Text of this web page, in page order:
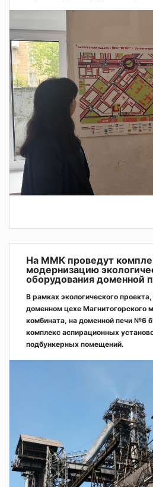
На ММК проведут
модернизацию
оборудования доменной
В рамках экологического
доменном цехе Магнитогорского
комбината, на доменной печи №6
комплекс аспирационных
подбункерных помещений.